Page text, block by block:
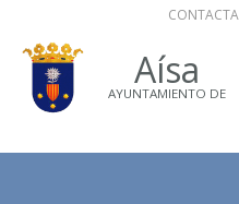
Aísa
AYUNTAMIENTO DE